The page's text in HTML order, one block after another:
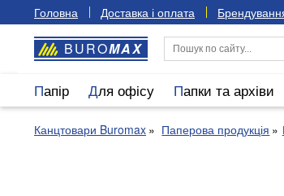
Головна Доставка і оплата
BUROMAX
Папір Для офісу Папки та архіви
Канцтовари Buromax Паперова продукція